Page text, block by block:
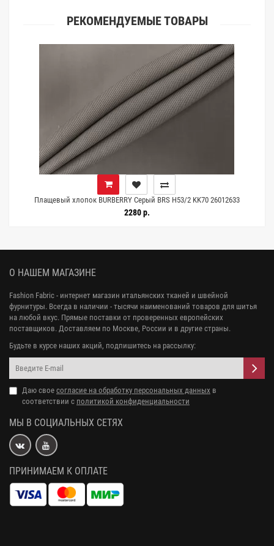
РЕКОМЕНДУЕМЫЕ ТОВАРЫ
Плащевый хлопок BURBERRY Серый BRS H53/2 KK70 26012633
2280 р.
О НАШЕМ МАГАЗИНЕ
Fashion Fabric - интернет магазин итальянских тканей и швейной
фурнитуры. Всегда в наличии - тысячи наименований товаров для шитья
на любой вкус. Прямые поставки от проверенных европейских
поставщиков. Доставляем по Москве, России и в другие страны.
Будьте в курсе наших акций, подпишитесь на рассылку:
Даю свое согласие на обработку персональных данных в
соответствии с политикой конфиденциальности
МЫ В СОЦИАЛЬНЫХ СЕТЯХ
ПРИНИМАЕМ К ОПЛАТЕ